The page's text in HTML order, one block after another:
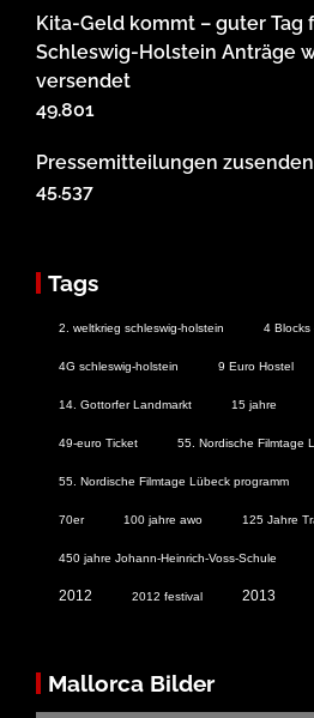
Kita-Geld kommt – guter Tag
Schleswig-Holstein Anträge
versendet
49.801
Pressemitteilungen zusenden
45.537
Tags
2. weltkrieg schleswig-holstein 4 Blocks
4G schleswig-holstein 9 Euro Hostel
14. Gottorfer Landmarkt 15 jahre
49-euro Ticket 55. Nordische Filmtage
55. Nordische Filmtage Lübeck programm
70er 100 jahre awo 125 Jahre
450 jahre Johann-Heinrich-Voss-Schule
2012 2012 festival 2013
Mallorca Bilder